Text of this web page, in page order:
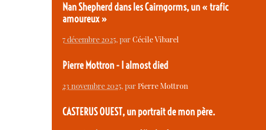
Nan Shepherd dans les Cairngorms, un « trafic
amoureux »
7 décembre 2025, parCécile Vibarel
Pierre Mottron - I almost died
23 novembre 2025, parPierre Mottron
CASTERUS OUEST, un portrait de mon père.